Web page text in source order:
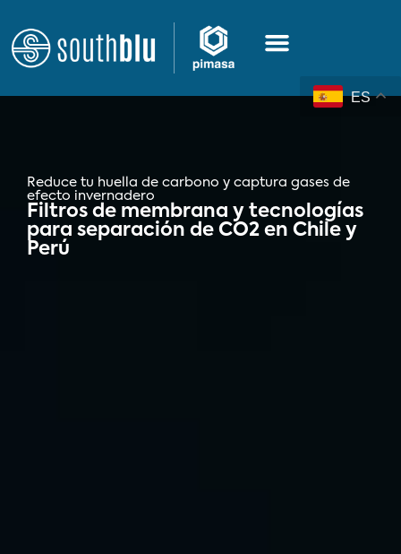
Reduce tu huella de carbono y captura gases de
efecto invernadero
Filtros de membrana y tecnologías
para separación de CO2 en Chile y
Perú
ES